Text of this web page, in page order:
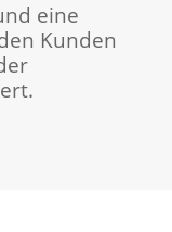
eine
Kunden